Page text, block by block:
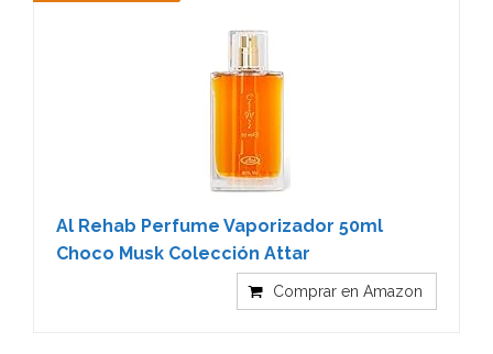
Al Rehab Perfume Vaporizador 50ml
Choco Musk Colección Attar
Comprar en Amazon